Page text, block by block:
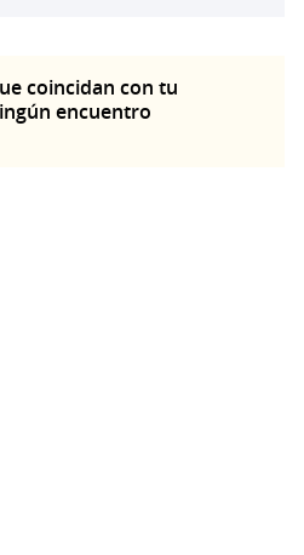
coincidan con tu
encuentro